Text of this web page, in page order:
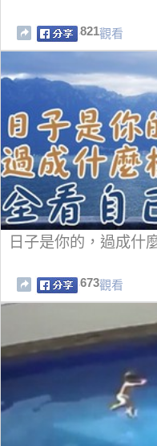
821觀看
日子是你的，過成什
673觀看